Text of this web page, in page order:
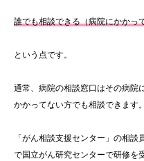
誰でも相談できる（病院にかかっ
という点です。
通常、病院の相談窓口はその病院
かかってない方でも相談できます。
「がん相談支援センター」の相
で国立がん研究センターで研修を